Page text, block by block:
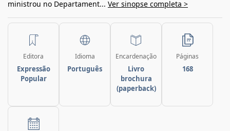
ministrou no Departament... Ver sinopse completa >
Editora
Expressão
Popular
Idioma
Português
Encardenação
Livro
brochura
(paperback)
Páginas
168